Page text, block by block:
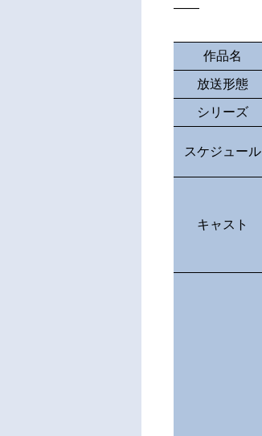
――
作品名
放送形態
シリーズ
スケジュール
キャスト